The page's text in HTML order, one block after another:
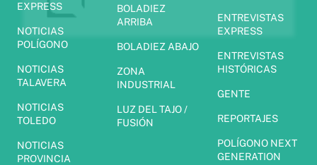
EXPRESS
NOTICIAS
POLÍGONO
NOTICIAS
TALAVERA
NOTICIAS
TOLEDO
NOTICIAS
PROVINCIA
BOLADIEZ
ARRIBA
BOLADIEZ ABAJO
ZONA
INDUSTRIAL
LUZ DEL TAJO /
FUSIÓN
ENTREVISTAS
EXPRESS
ENTREVISTAS
HISTÓRICAS
GENTE
REPORTAJES
POLÍGONO NEXT
GENERATION